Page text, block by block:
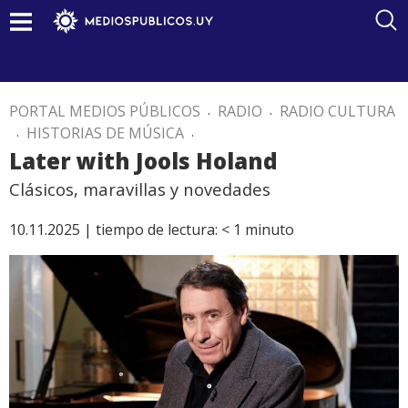
PORTAL MEDIOS PÚBLICOS . RADIO . RADIO CULTURA
. HISTORIAS DE MÚSICA .
Later with Jools Holand
Clásicos, maravillas y novedades
10.11.2025 | tiempo de lectura: < 1 minuto